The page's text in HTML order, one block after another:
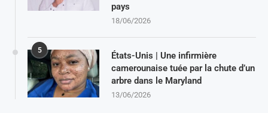
pays
18/06/2026
5
États-Unis | Une infirmière
camerounaise tuée par la chute d’un
arbre dans le Maryland
13/06/2026